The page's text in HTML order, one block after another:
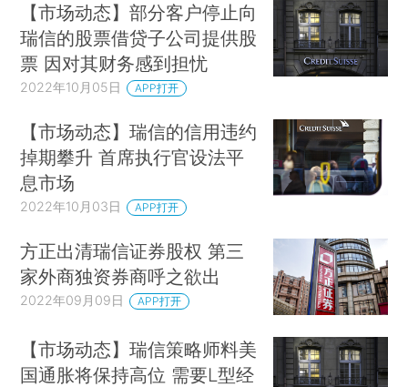
【市场动态】部分客户停止向
瑞信的股票借贷子公司提供股
票 因对其财务感到担忧
2022年10月05日 APP打开
【市场动态】瑞信的信用违约
掉期攀升 首席执行官设法平
息市场
2022年10月03日 APP打开
方正出清瑞信证券股权 第三
家外商独资券商呼之欲出
2022年09月09日 APP打开
【市场动态】瑞信策略师料美
国通胀将保持高位 需要L型经